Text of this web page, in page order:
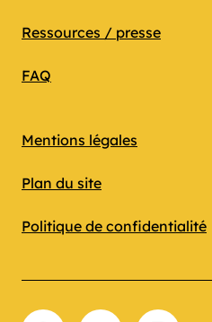
Ressources / presse
FAQ
Mentions légales
Plan du site
Politique de confidentialité